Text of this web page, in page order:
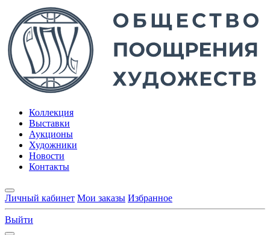
Коллекция
Выставки
Аукционы
Художники
Новости
Контакты
Личный кабинет Мои заказы Избранное
Выйти